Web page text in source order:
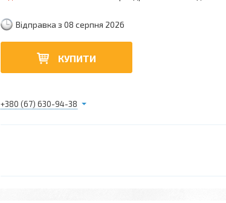
Відправка з 08 серпня 2026
КУПИТИ
+380 (67) 630-94-38